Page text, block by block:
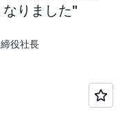
りました
役社長